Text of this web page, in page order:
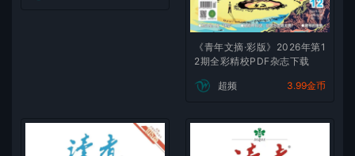
《青年文摘·彩版》2026年第1
2期全彩精校PDF杂志下载
超频 3.99金币